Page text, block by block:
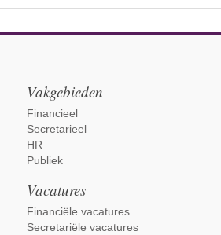
Vakgebieden
Financieel
Secretarieel
HR
Publiek
Vacatures
Financiële vacatures
Secretariële vacatures